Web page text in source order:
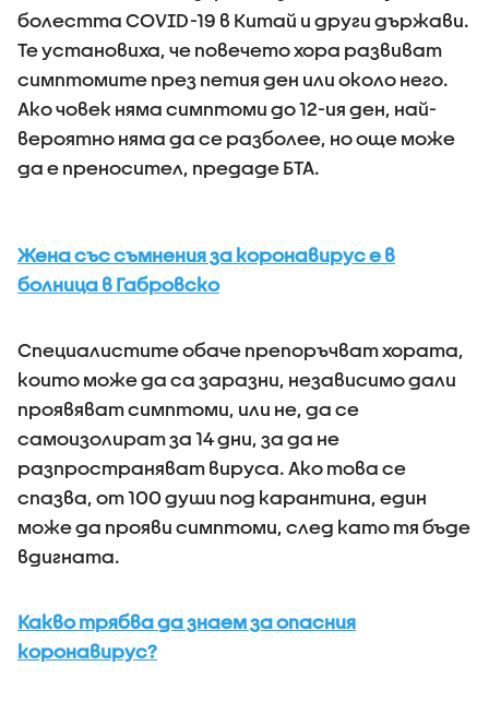
болестта COVID-19 в Китай и други държави.
Те установиха, че повечето хора развиват
симптомите през петия ден или около него.
Ако човек няма симптоми до 12-ия ден, най-
вероятно няма да се разболее, но още може
да е преносител, предаде БТА.
Жена със съмнения за коронавирус е в
болница в Габровско
Специалистите обаче препоръчват хората,
които може да са заразни, независимо дали
проявяват симптоми, или не, да се
самоизолират за 14 дни, за да не
разпространяват вируса. Ако това се
спазва, от 100 души под карантина, един
може да прояви симптоми, след като тя бъде
вдигната.
Какво трябва да знаем за опасния
коронавирус?